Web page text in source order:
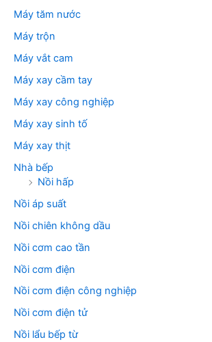
Máy tăm nước
Máy trộn
Máy vắt cam
Máy xay cầm tay
Máy xay công nghiệp
Máy xay sinh tố
Máy xay thịt
Nhà bếp
Nồi hấp
Nồi áp suất
Nồi chiên không dầu
Nồi cơm cao tần
Nồi cơm điện
Nồi cơm điện công nghiệp
Nồi cơm điện tử
Nồi lẩu bếp từ